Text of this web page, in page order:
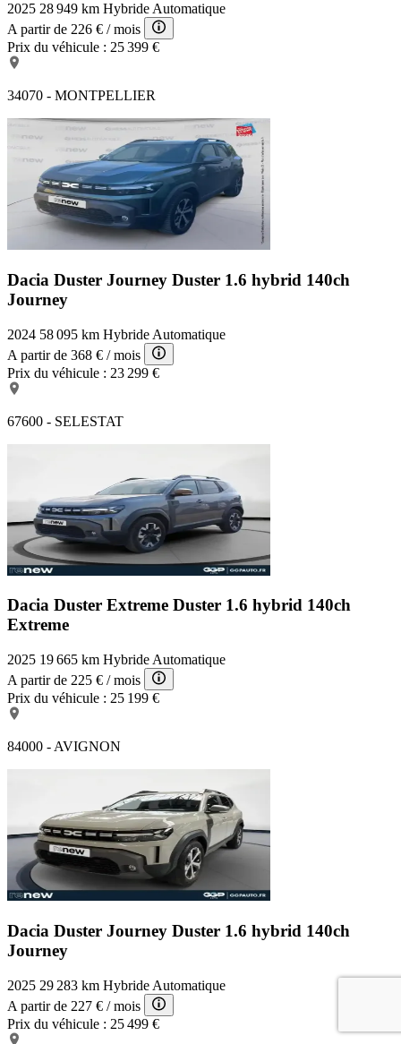
2025 28 949 km Hybride Automatique
A partir de 226 € / mois
Prix du véhicule : 25 399 €
34070 - MONTPELLIER
Dacia Duster Journey Duster 1.6 hybrid 140ch
Journey
2024 58 095 km Hybride Automatique
A partir de 368 € / mois
Prix du véhicule : 23 299 €
67600 - SELESTAT
Dacia Duster Extreme Duster 1.6 hybrid 140ch
Extreme
2025 19 665 km Hybride Automatique
A partir de 225 € / mois
Prix du véhicule : 25 199 €
84000 - AVIGNON
Dacia Duster Journey Duster 1.6 hybrid 140ch
Journey
2025 29 283 km Hybride Automatique
A partir de 227 € / mois
Prix du véhicule : 25 499 €